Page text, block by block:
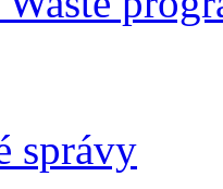
správy